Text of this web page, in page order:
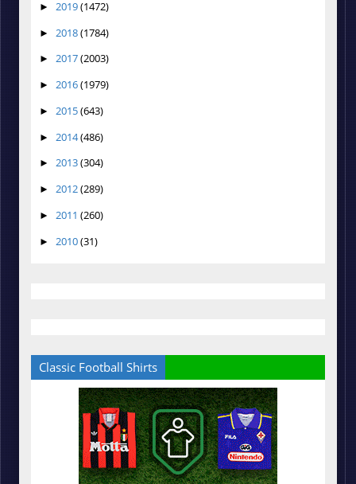
► 2019(1472)
► 2018(1784)
► 2017(2003)
► 2016(1979)
► 2015(643)
► 2014(486)
► 2013(304)
► 2012(289)
► 2011 (260)
► 2010(31)
Classic Football Shirts